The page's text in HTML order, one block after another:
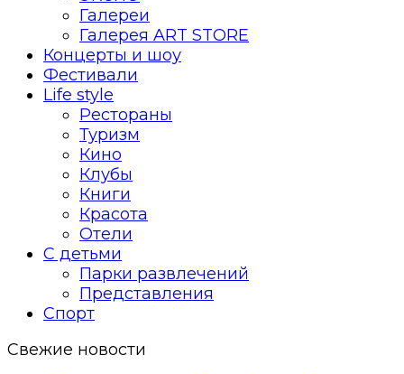
Галереи
Галерея ART STORE
Концерты и шоу
Фестивали
Life style
Рестораны
Туризм
Кино
Клубы
Книги
Красота
Отели
С детьми
Парки развлечений
Представления
Спорт
Свежие новости